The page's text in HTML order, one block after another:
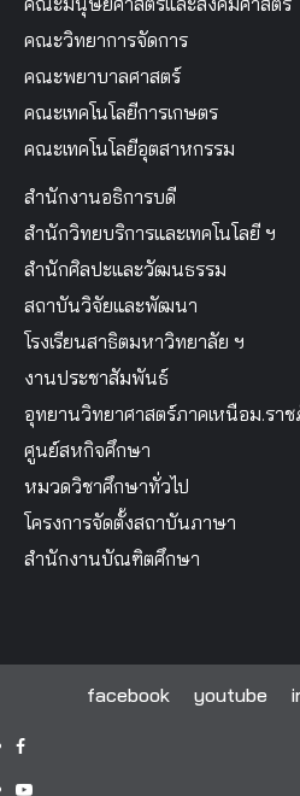
คณะวิทยาการจัดการ
คณะพยาบาลศาสตร์
คณะเทคโนโลยีการเกษตร
คณะเทคโนโลยีอุตสาหกรรม
สำนักงานอธิการบดี
สำนักวิทยบริการและเทคโนโลยี ฯ
สำนักศิลปะและวัฒนธรรม
สถาบันวิจัยและพัฒนา
โรงเรียนสาธิตมหาวิทยาลัย ฯ
งานประชาสัมพันธ์
อุทยานวิทยาศาสตร์ภาคเหนือม.รา
ศูนย์สหกิจศึกษา
หมวดวิชาศึกษาทั่วไป
โครงการจัดตั้งสถาบันภาษา
สำนักงานบัณฑิตศึกษา
facebook youtube
facebook
youtube